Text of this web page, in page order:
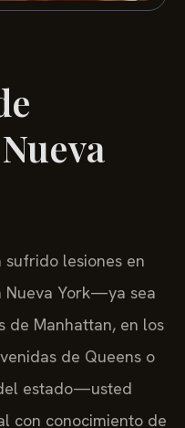
lesiones en
Nueva York—ya sea
de Manhattan, en los
de Queens o
estado—usted
con conocimiento de